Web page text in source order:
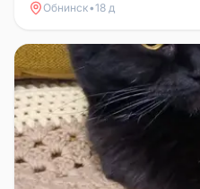
Обнинск•18 д